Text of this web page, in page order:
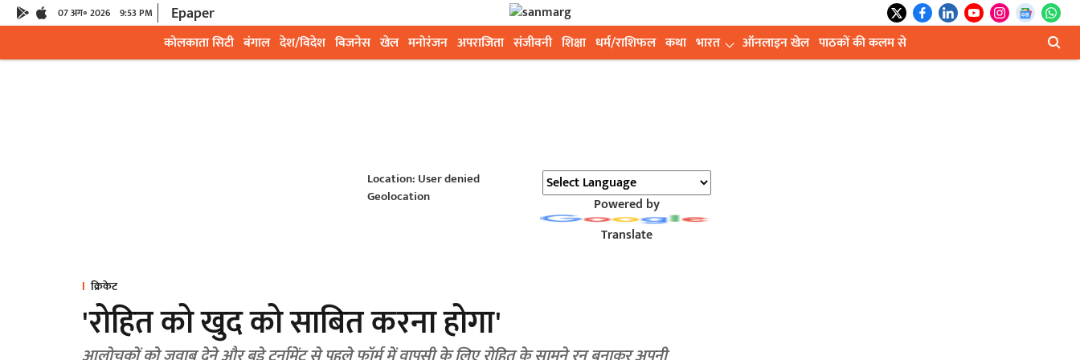
07 अग॰ 2026 9:53 PM Epaper
कोलकाता सिटी बंगाल देश/विदेश बिजनेस खेल मनोरंजन अपराजिता संजीवनी शिक्षा धर्म/राशिफल कथा भारत ऑनलाइन खेल पाठकों की कलम से
Location: User denied
Geolocation
Powered by
Translate
क्रिकेट
'रोहित को खुद को साबित करना होगा'